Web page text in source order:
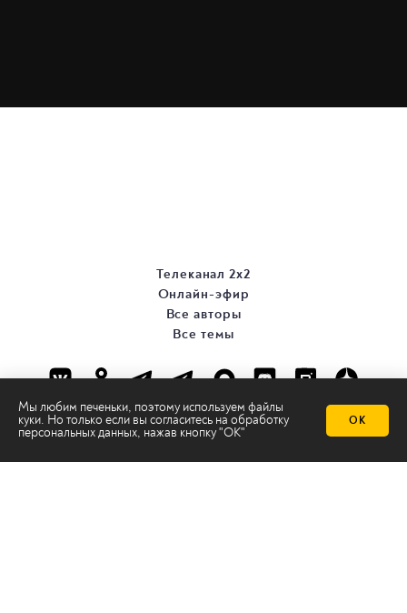
Мы любим печеньки, поэтому используем файлы
куки. Но только если вы согласитесь на обработку
персональных данных, нажав кнопку "ОК"
ОК
Телеканал 2х2
Онлайн-эфир
Все авторы
Все темы